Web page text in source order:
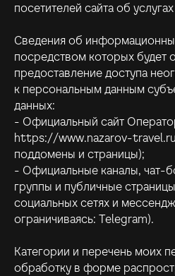
посетителей сайта об услугах
Сведения об
посредством которых будет
предоставление доступа
к персональным данным
данных:
- Официальный сайт
https://www.nazarov-
поддомены и страницы);
- Официальные каналы, чат-
группы и публичные
социальных сетях и
ограничиваясь: Telegram).
Категории и перечень моих
обработку в форме